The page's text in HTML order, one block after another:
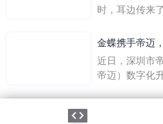
体化，提升公
时，耳边传来
软件过程中遇
一年的使用时
KIS系列的标
刚看到这个
觉得有点高了
金蝶携手帝迈
杆
近日，深圳市
帝迈）数字化
©2026金蝶软件（中国）有限公司